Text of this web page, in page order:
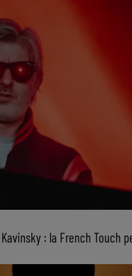
Kavinsky : la French Touch